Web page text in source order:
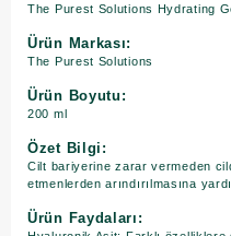
The Purest Solutions Hydrating
Ürün Markası:
The Purest Solutions
Ürün Boyutu:
200 ml
Özet Bilgi:
Cilt bariyerine zarar vermeden
etmenlerden arındırılmasına
Ürün Faydaları: